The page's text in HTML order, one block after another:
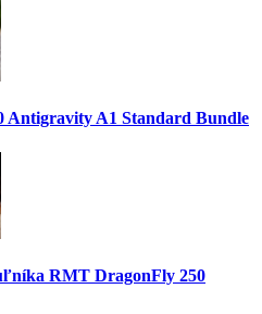
Antigravity A1 Standard Bundle
RMT DragonFly 250